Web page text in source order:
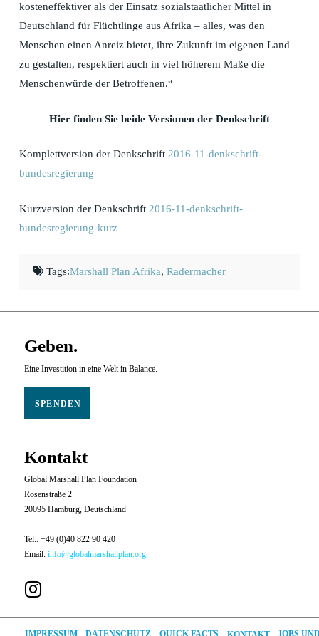
kosteneffektiver als der Einsatz sozialstaatlicher Mittel in
Deutschland für Flüchtlinge aus Afrika – alles, was den
Menschen einen Anreiz bietet, ihre Zukunft im eigenen Land
zu gestalten, respektiert auch in viel höherem Maße die
Menschenwürde der Betroffenen.“
Hier finden Sie beide Versionen der Denkschrift
Komplettversion der Denkschrift 2016-11-denkschrift-
bundesregierung
Kurzversion der Denkschrift 2016-11-denkschrift-
bundesregierung-kurz
Tags:Marshall Plan Afrika,Radermacher
Geben.
Eine Investition in eine Welt in Balance.
SPENDEN
Kontakt
Global Marshall Plan Foundation
Rosenstraße 2
20095 Hamburg, Deutschland
Tel.: +49 (0)40 822 90 420
Email: info@globalmarshallplan.org
JOBS